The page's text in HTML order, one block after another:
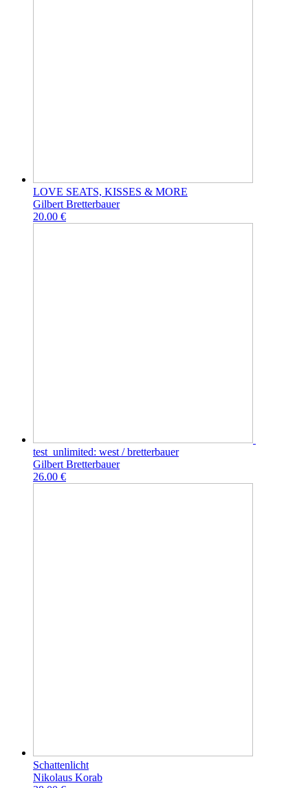
LOVE SEATS, KISSES & MORE
Gilbert Bretterbauer
20.00 €
test_unlimited: west / bretterbauer
Gilbert Bretterbauer
26.00 €
Schattenlicht
Nikolaus Korab